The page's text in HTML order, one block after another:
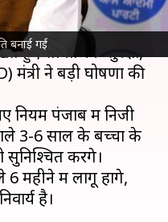
बनाई गई
के बौद्धिक और
हुए सामाजिक सुरक्षा,
मंत्री ने बड़ी घोषणा की
नियम पंजाब में निजी
3-6 साल के बच्चों के
सुनिश्चित करेंगे।
6 महीने में लागू होंगे,